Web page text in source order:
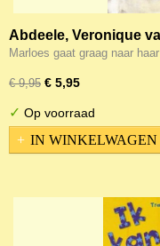
Abdeele, Veronique
Marloes gaat graag naar
€ 9,95 € 5,95
✓ Op voorraad
IN WINKELWAGEN